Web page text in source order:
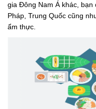
gia Đông Nam Á khác,
Pháp, Trung Quốc cũng
ẩm thực.